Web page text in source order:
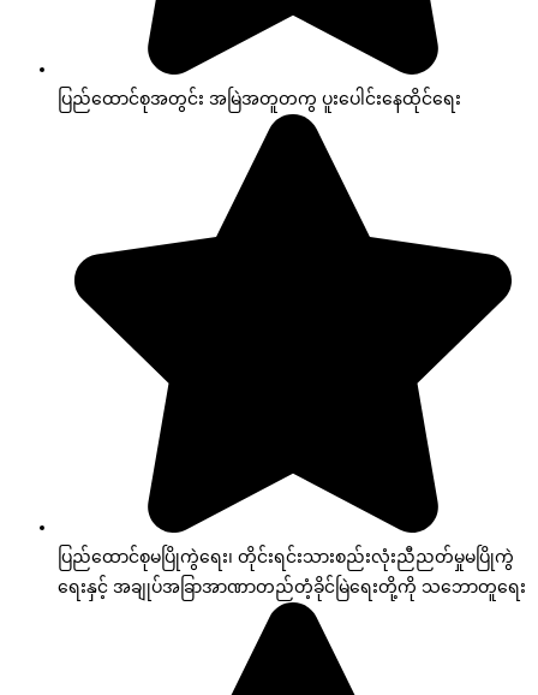
ပြည်ထောင်စုအတွင်း အမြဲအတူတကွ ပူးပေါင်းနေထိုင်ရေး
ပြည်ထောင်စုမပြိုကွဲရေး၊ တိုင်းရင်းသားစည်းလုံးညီညတ်မှုမပြိုကွဲ
ရေးနှင့် အချုပ်အခြာအာဏာတည်တံ့ခိုင်မြဲရေးတို့ကို သဘောတူရေး